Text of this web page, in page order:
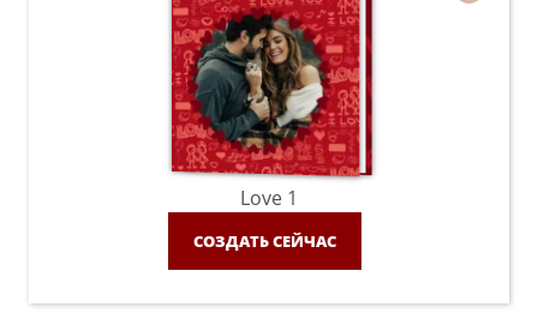
Love 1
СОЗДАТЬ СЕЙЧАС